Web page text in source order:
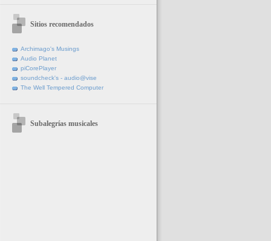
Sitios recomendados
Archimago's Musings
Audio Planet
piCorePlayer
soundcheck's - audio@vise
The Well Tempered Computer
Subalegrías musicales